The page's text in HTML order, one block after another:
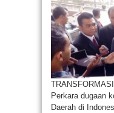
Perkara dugaan
Daerah di